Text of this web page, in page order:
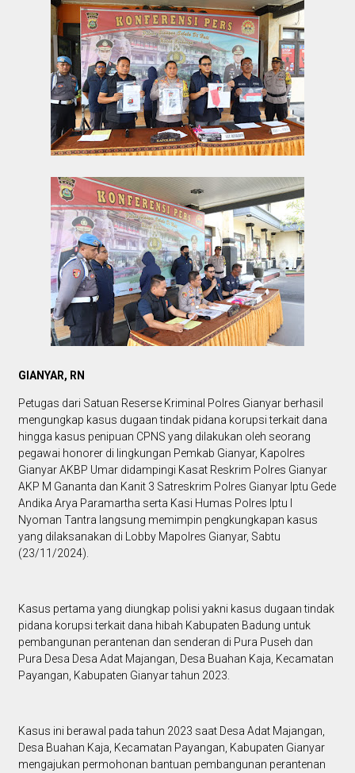
GIANYAR, RN
Petugas dari Satuan Reserse Kriminal Polres Gianyar berhasil
mengungkap kasus dugaan tindak pidana korupsi terkait dana
hingga kasus penipuan CPNS yang dilakukan oleh seorang
pegawai honorer di lingkungan Pemkab Gianyar, Kapolres
Gianyar AKBP Umar didampingi Kasat Reskrim Polres Gianyar
AKP M Gananta dan Kanit 3 Satreskrim Polres Gianyar Iptu Gede
Andika Arya Paramartha serta Kasi Humas Polres Iptu I
Nyoman Tantra langsung memimpin pengkungkapan kasus
yang dilaksanakan di Lobby Mapolres Gianyar, Sabtu
(23/11/2024).
Kasus pertama yang diungkap polisi yakni kasus dugaan tindak
pidana korupsi terkait dana hibah Kabupaten Badung untuk
pembangunan perantenan dan senderan di Pura Puseh dan
Pura Desa Desa Adat Majangan, Desa Buahan Kaja, Kecamatan
Payangan, Kabupaten Gianyar tahun 2023.
Kasus ini berawal pada tahun 2023 saat Desa Adat Majangan,
Desa Buahan Kaja, Kecamatan Payangan, Kabupaten Gianyar
mengajukan permohonan bantuan pembangunan perantenan